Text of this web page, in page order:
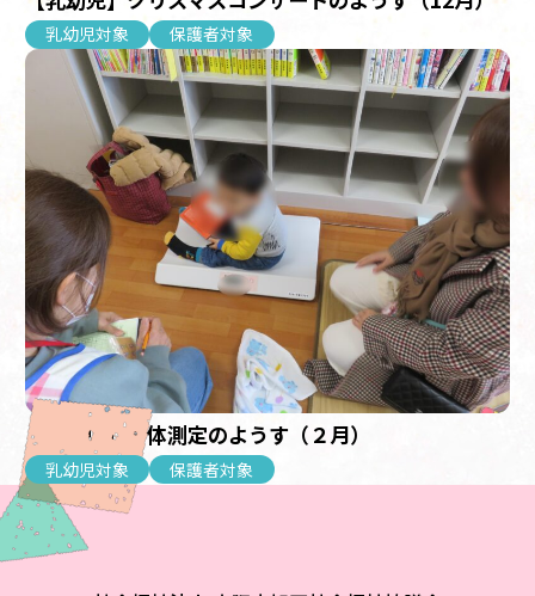
乳幼児対象 保護者対象
【乳幼児】身体測定のようす（２月）
乳幼児対象 保護者対象